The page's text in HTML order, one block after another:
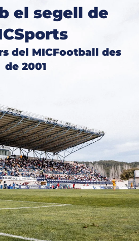
el segell de
del MICFootball des
de 2001